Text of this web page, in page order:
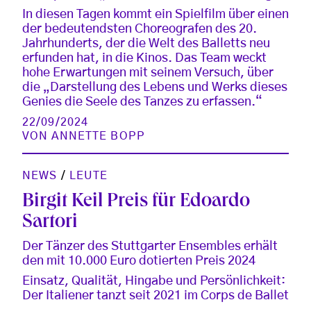
In diesen Tagen kommt ein Spielfilm über einen
der bedeutendsten Choreografen des 20.
Jahrhunderts, der die Welt des Balletts neu
erfunden hat, in die Kinos. Das Team weckt
hohe Erwartungen mit seinem Versuch, über
die „Darstellung des Lebens und Werks dieses
Genies die Seele des Tanzes zu erfassen.“
22/09/2024
VONANNETTE BOPP
NEWS / LEUTE
Birgit Keil Preis für Edoardo
Sartori
Der Tänzer des Stuttgarter Ensembles erhält
den mit 10.000 Euro dotierten Preis 2024
Einsatz, Qualität, Hingabe und Persönlichkeit:
Der Italiener tanzt seit 2021 im Corps de Ballet